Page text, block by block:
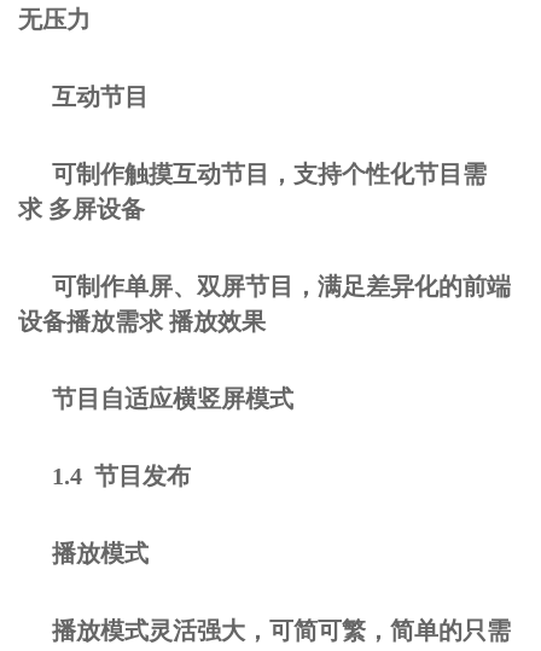
无压力
互动节目
可制作触摸互动节目，支持个性化节目需
求 多屏设备
可制作单屏、双屏节目，满足差异化的前端
设备播放需求 播放效果
节目自适应横竖屏模式
1.4 节目发布
播放模式
播放模式灵活强大，可简可繁，简单的只需